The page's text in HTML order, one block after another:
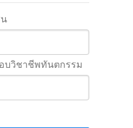
บวิชาชีพทันตกรรม